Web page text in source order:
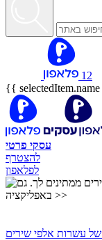
12
{{
עסקי פרטי
להצטרף
לפלאפון
עשרות אלפי שירים